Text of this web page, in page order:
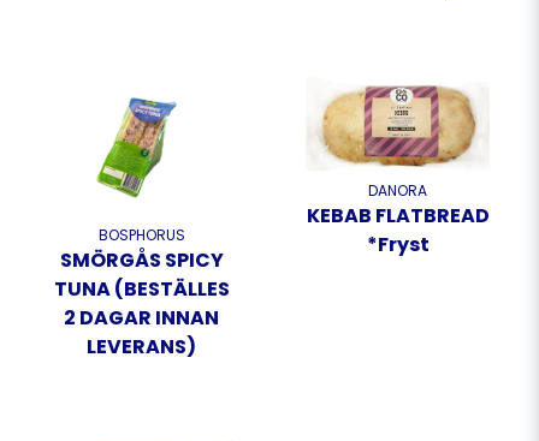
BOSPHORUS
SMÖRGÅS SPICY
TUNA (BESTÄLLES
2 DAGAR INNAN
LEVERANS)
DANORA
KEBAB FLATBREAD
*Fryst